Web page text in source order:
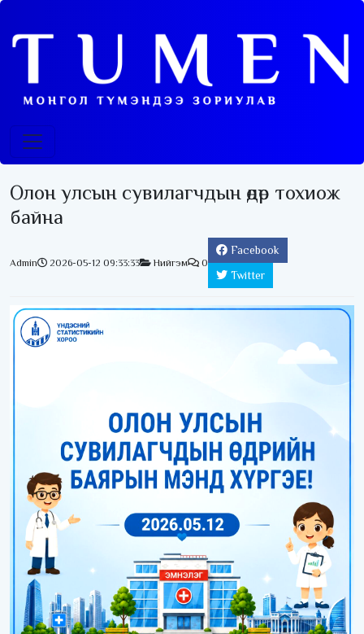
Олон улсын сувилагчдын өдөр тохиож
байна
Admin 2026-05-12 09:33:33 Нийгэм 0
Facebook
Twitter